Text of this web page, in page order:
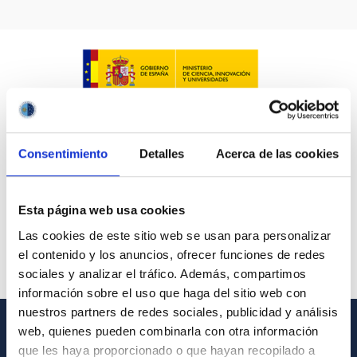
Consentimiento Detalles Acerca de las cookies
Esta página web usa cookies
Las cookies de este sitio web se usan para personalizar
el contenido y los anuncios, ofrecer funciones de redes
sociales y analizar el tráfico. Además, compartimos
información sobre el uso que haga del sitio web con
nuestros partners de redes sociales, publicidad y análisis
web, quienes pueden combinarla con otra información
que les haya proporcionado o que hayan recopilado a
INFORMACIÓN GENERAL